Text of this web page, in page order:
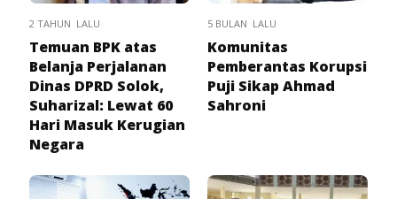
2 TAHUN LALU
Temuan BPK atas
Belanja Perjalanan
Dinas DPRD Solok,
Suharizal: Lewat 60
Hari Masuk Kerugian
Negara
5 BULAN LALU
Komunitas
Pemberantas Korupsi
Puji Sikap Ahmad
Sahroni